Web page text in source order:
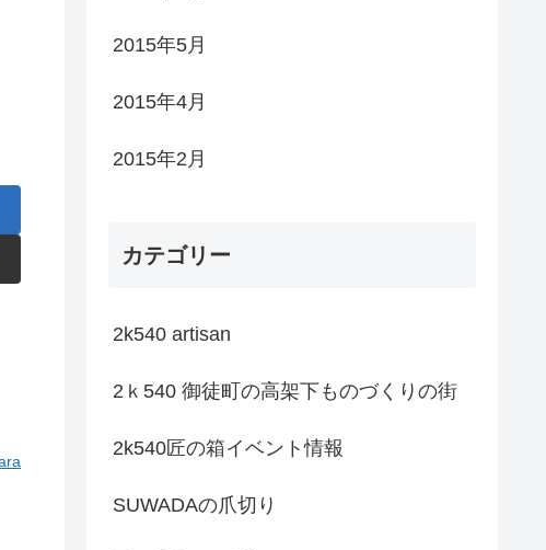
2015年5月
2015年4月
2015年2月
カテゴリー
2k540 artisan
2ｋ540 御徒町の高架下ものづくりの街
2k540匠の箱イベント情報
SUWADAの爪切り